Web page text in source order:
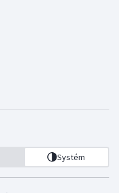
Systém